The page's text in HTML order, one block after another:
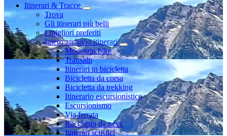
Itinerari & Tracce
Trova
Gli itinerari più belli
I migliori preferiti
Intero archivio itinerari
Mountain bike
Transalp
Itinerari in bicicletta
Bicicletta da corsa
Bicicletta da trekking
Itinerario escursionistico
Escursionismo
Via ferrata
Racchetta da neve
Itinerari sciistici